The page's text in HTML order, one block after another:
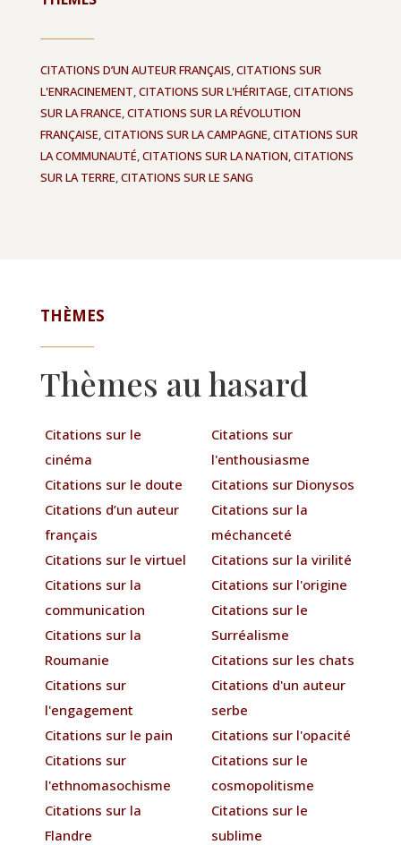
CITATIONS D’UN AUTEUR FRANÇAIS,CITATIONS SUR
L'ENRACINEMENT,CITATIONS SUR L'HÉRITAGE,CITATIONS
SUR LA FRANCE,CITATIONS SUR LA RÉVOLUTION
FRANÇAISE,CITATIONS SUR LA CAMPAGNE,CITATIONS SUR
LA COMMUNAUTÉ,CITATIONS SUR LA NATION,CITATIONS
SUR LA TERRE,CITATIONS SUR LE SANG
THÈMES
Thèmes au hasard
Citations sur le
cinéma
Citations sur le doute
Citations d’un auteur
français
Citations sur le virtuel
Citations sur la
communication
Citations sur la
Roumanie
Citations sur
l'engagement
Citations sur le pain
Citations sur
l'ethnomasochisme
Citations sur la
Flandre
Citations sur
l'enthousiasme
Citations sur Dionysos
Citations sur la
méchanceté
Citations sur la virilité
Citations sur l'origine
Citations sur le
Surréalisme
Citations sur les chats
Citations d'un auteur
serbe
Citations sur l'opacité
Citations sur le
cosmopolitisme
Citations sur le
sublime